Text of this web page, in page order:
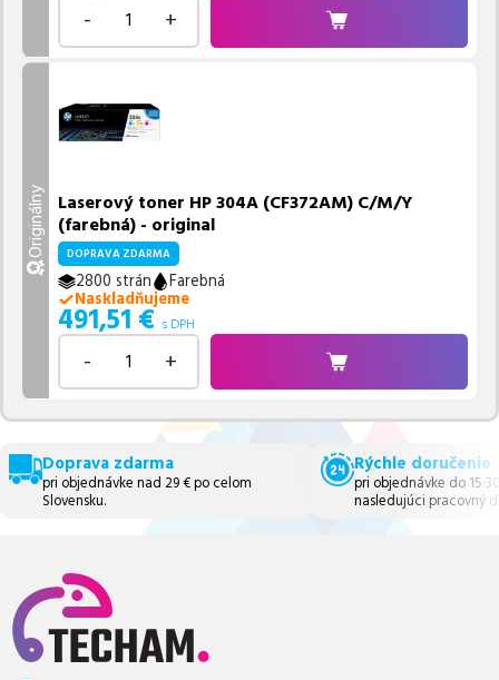
- +
Originálny Laserový toner HP 304A (CF372AM) C/M/Y
(farebná) - original
DOPRAVA ZDARMA
2800 strán
Farebná
Naskladňujeme
491,51 € s DPH
- +
Doprava zdarma
pri objednávke nad 29 € po celom
Slovensku.
Rýchle doručenie
pri objednávke do
nasledujúci pracovný